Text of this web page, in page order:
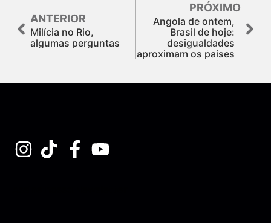
ANTERIOR
Milícia no Rio,
algumas perguntas
PRÓXIMO
Angola de ontem,
Brasil de hoje:
desigualdades
aproximam os países